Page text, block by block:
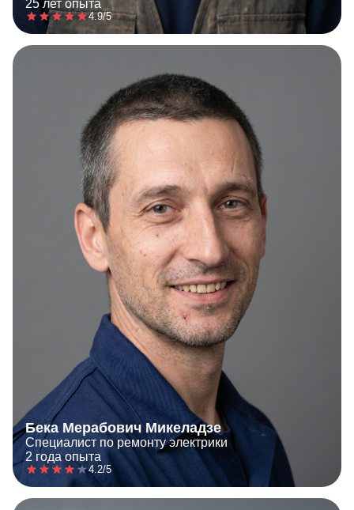
25 лет опыта
4.9/5
Бека Мерабович Микеладзе
Специалист по ремонту электрики
2 года опыта
4.2/5